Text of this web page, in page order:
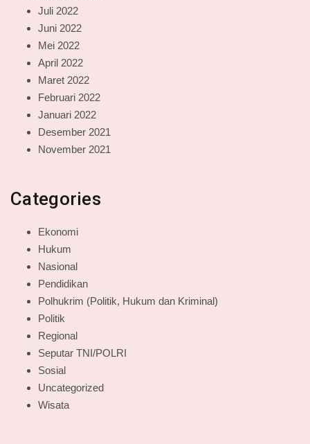
Juli 2022
Juni 2022
Mei 2022
April 2022
Maret 2022
Februari 2022
Januari 2022
Desember 2021
November 2021
Categories
Ekonomi
Hukum
Nasional
Pendidikan
Polhukrim (Politik, Hukum dan Kriminal)
Politik
Regional
Seputar TNI/POLRI
Sosial
Uncategorized
Wisata